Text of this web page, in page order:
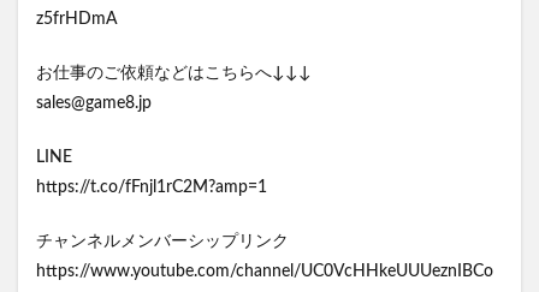
z5frHDmA
お仕事のご依頼などはこちらへ↓↓↓
sales@game8.jp
LINE
https://t.co/fFnjl1rC2M?amp=1
チャンネルメンバーシップリンク
https://www.youtube.com/channel/UC0VcHHkeUUUeznIBCo